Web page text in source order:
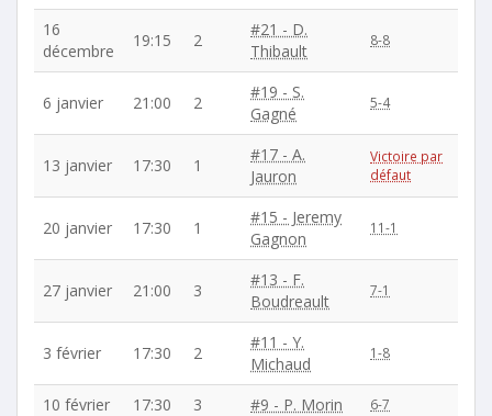
16
décembre
19:15 2
#21 - D.
Thibault
8-8
6 janvier 21:00 2
#19 - S.
Gagné
5-4
13 janvier 17:30 1
#17 - A.
Jauron
Victoire par
défaut
20 janvier 17:30 1
#15 - Jeremy
Gagnon
11-1
27 janvier 21:00 3
#13 - F.
Boudreault
7-1
3 février 17:30 2
#11 - Y.
Michaud
1-8
10 février 17:30 3 #9 - P. Morin 6-7